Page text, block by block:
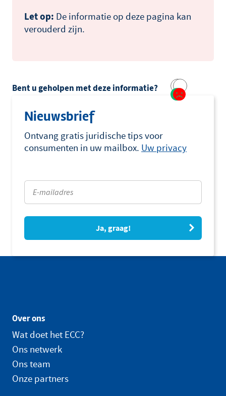
Let op: De informatie op deze pagina kan
verouderd zijn.
Bent u geholpen met deze informatie?
Nieuwsbrief
Ontvang gratis juridische tips voor
consumenten in uw mailbox. Uw privacy
Ja, graag!
Over ons
Wat doet het ECC?
Ons netwerk
Ons team
Onze partners